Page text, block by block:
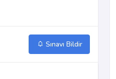
Sınavı Bildir